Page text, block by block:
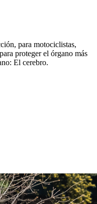
para motociclistas,
proteger el órgano más
El cerebro.